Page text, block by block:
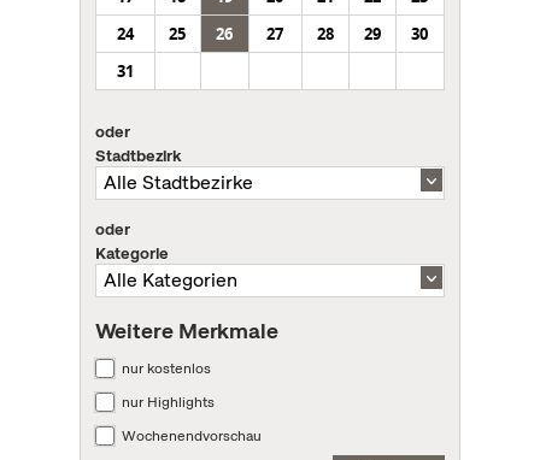
24
25 26 27 28 29
30
31
oder
Stadtbezirk
oder
Kategorie
Weitere Merkmale
nur kostenlos
nur Highlights
Wochenendvorschau